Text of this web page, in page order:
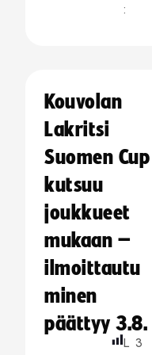
:
Kouvolan
Lakritsi
Suomen Cup
kutsuu
joukkueet
mukaan –
ilmoittautu
minen
päättyy 3.8.
L 3